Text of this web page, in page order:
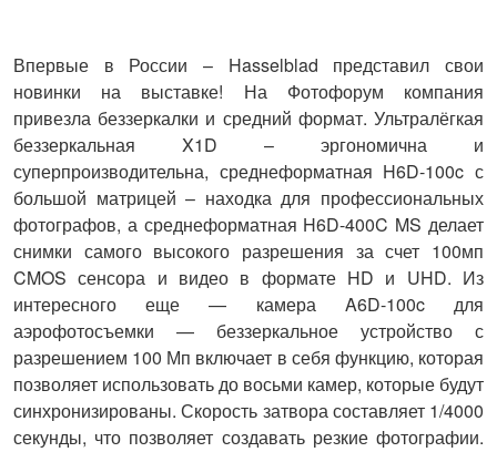
Впервые в России – Hasselblad представил свои
новинки на выставке! На Фотофорум компания
привезла беззеркалки и средний формат. Ультралёгкая
беззеркальная X1D – эргономична и
суперпроизводительна, среднеформатная H6D-100c с
большой матрицей – находка для профессиональных
фотографов, а среднеформатная H6D-400C MS делает
снимки самого высокого разрешения за счет 100мп
CMOS сенсора и видео в формате HD и UHD. Из
интересного еще — камера A6D-100c для
аэрофотосъемки — беззеркальное устройство с
разрешением 100 Мп включает в себя функцию, которая
позволяет использовать до восьми камер, которые будут
синхронизированы. Скорость затвора составляет 1/4000
секунды, что позволяет создавать резкие фотографии.